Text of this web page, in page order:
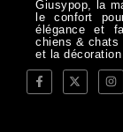
Giusypop, la
le confort
élégance et
chiens & chats
et la décoration